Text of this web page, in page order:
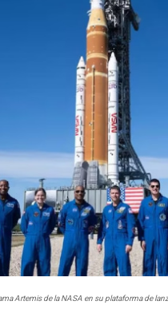
Artemis de la NASA en su plataforma de